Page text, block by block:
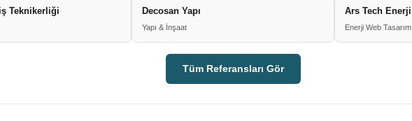
Teknikerliği Decosan Yapı
Yapı & İnşaat
Ars Tech Enerji
Enerji Web Tasarım
Tüm Referansları Gör